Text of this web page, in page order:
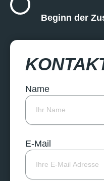
Beginn der
Name
E-Mail